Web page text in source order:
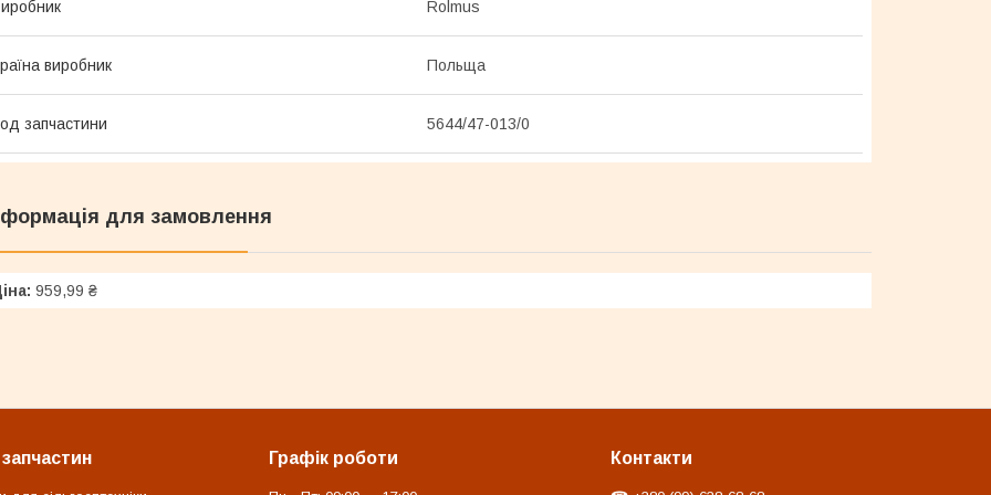
Rolmus
виробник Польща
запчастини 5644/47-013/0
для замовлення
959,99 ₴
Графік роботи Контакти